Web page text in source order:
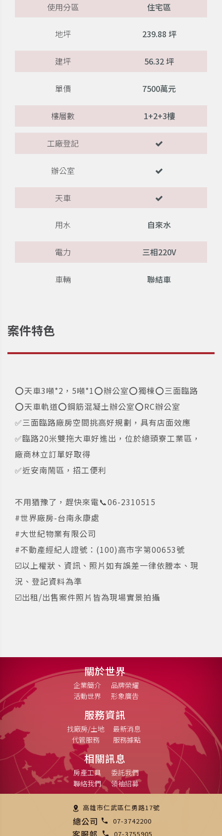
使用分區 住宅區
地坪 239.88 坪
建坪 56.32 坪
單價 7500萬元
樓層數 1+2+3樓
工廠登記
辦公室
天車
用水 自來水
電力 三相220V
車輛 聯結車
案件特色
⭕️天車3噸*2，5噸*1⭕️辦公室⭕️獨棟⭕️三面臨路
⭕️天車軌道⭕️鋼筋混凝土辦公室⭕️RC辦公室
✅三面臨路廠房空間挑高好規劃，具有店面效應
✅臨路20米雙拖大車好進出，位於總頭寮工業區，
廠商林立訂單好取得
✅近安南鬧區，招工便利
不用猶豫了，趕快來電📞06-2310515
#世界廠房-台南永康處
#大世紀物業有限公司
#不動產經紀人證號：(100)高市字第00653號
☑️以上權狀、資訊、照片如有誤差一律依謄本、現
況、登記資料為準
☑️出租/出售案件照片皆為現場實景拍攝
關於世界
企業簡介
品牌榮耀
活動世界
形象廣告
服務資訊
找廠房/土地
最新消息
代管服務
服務據點
相關訊息
房產工具
委託我們
聯絡我們
領袖招募
高雄市仁武區仁勇路17號
總公司 07-3742200
07-3755905